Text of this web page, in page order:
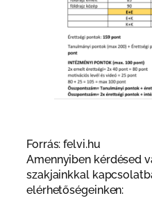
Forrás: felvi.hu
Amennyiben kérdésed
szakjainkkal
elérhetőségeinken: